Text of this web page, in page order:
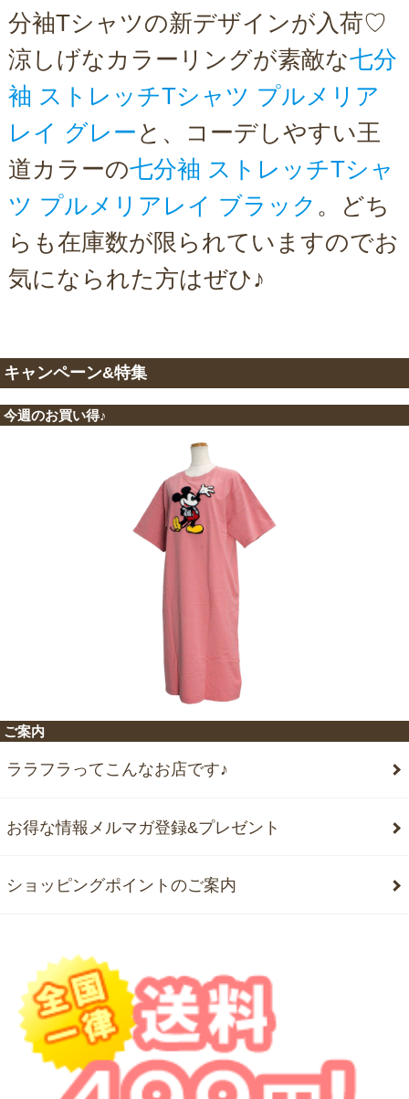
分袖Tシャツの新デザインが入荷♡
涼しげなカラーリングが素敵な七分
袖 ストレッチTシャツ プルメリア
レイ グレー と、コーデしやすい王
道カラーの七分袖 ストレッチTシャ
ツ プルメリアレイ ブラック 。どち
らも在庫数が限られていますのでお
気になられた方はぜひ♪
キャンペーン&特集
今週のお買い得♪
ご案内
ララフラってこんなお店です♪
お得な情報メルマガ登録&プレゼント
ショッピングポイントのご案内